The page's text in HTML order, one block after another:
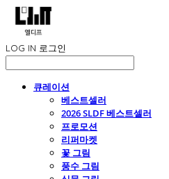
LOG IN 로그인
큐레이션
베스트셀러
2026 SLDF 베스트셀러
프로모션
리퍼마켓
꽃 그림
풍수 그림